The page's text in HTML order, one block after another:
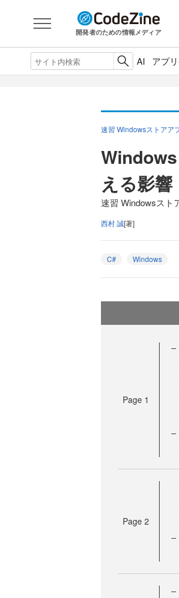
開発者のための情報メディア
AI アプ
速習 Windowsストアア
える影響
速習 Windowsスト
西村 誠[著]
C# Windows
Page 1
Page 2